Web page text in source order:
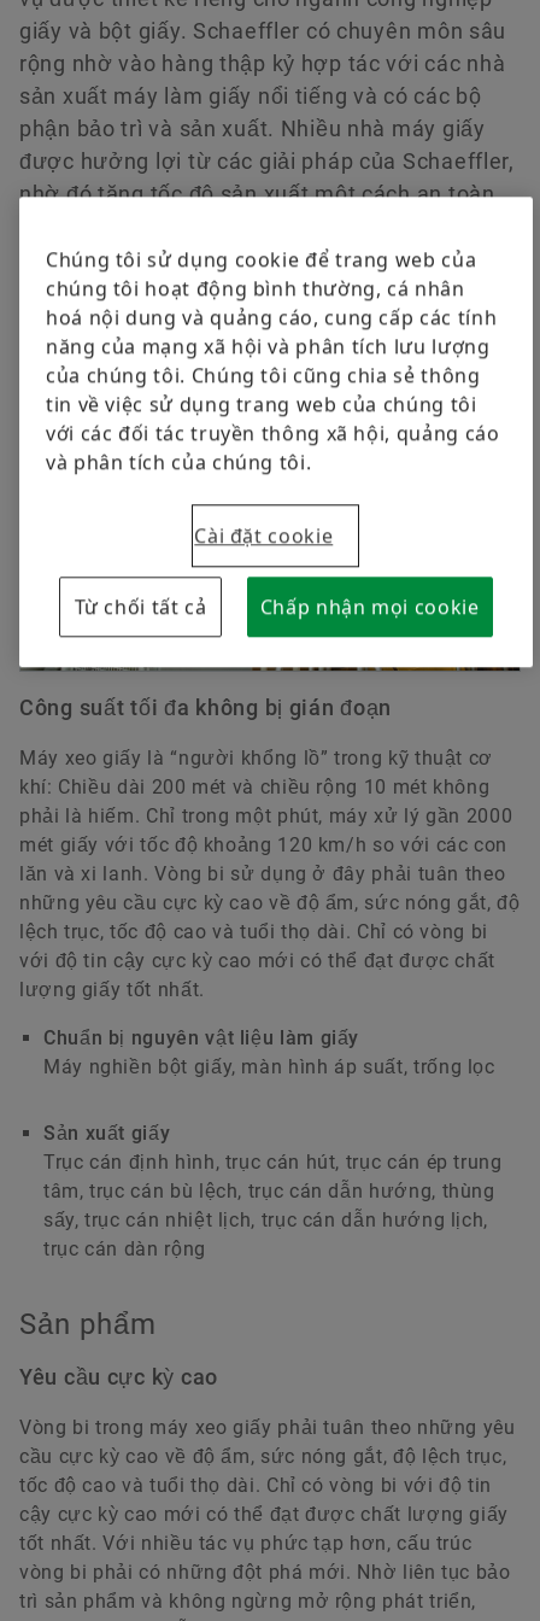
Các vòng bi khác
Dịch vụ
Đặt hàng ngay
giấy và bột giấy. Schaeffler có chuyên môn sâu
rộng nhờ vào hàng thập kỷ hợp tác với các nhà
sản xuất máy làm giấy nổi tiếng và có các bộ
phận bảo trì và sản xuất. Nhiều nhà máy giấy
được hưởng lợi từ các giải pháp của Schaeffler,
nhờ đó tăng tốc độ sản xuất một cách an toàn
Ứng dụng
Công suất tối đa không bị gián đoạn
Máy xeo giấy là “người khổng lồ” trong kỹ thuật cơ
khí: Chiều dài 200 mét và chiều rộng 10 mét không
phải là hiếm. Chỉ trong một phút, máy xử lý gần 2000
mét giấy với tốc độ khoảng 120 km/h so với các con
lăn và xi lanh. Vòng bi sử dụng ở đây phải tuân theo
những yêu cầu cực kỳ cao về độ ẩm, sức nóng gắt, độ
lệch trục, tốc độ cao và tuổi thọ dài. Chỉ có vòng bi
với độ tin cậy cực kỳ cao mới có thể đạt được chất
lượng giấy tốt nhất.
Chuẩn bị nguyên vật liệu làm giấy
Máy nghiền bột giấy, màn hình áp suất, trống lọc
Sản xuất giấy
Trục cán định hình, trục cán hút, trục cán ép trung
tâm, trục cán bù lệch, trục cán dẫn hướng, thùng
sấy, trục cán nhiệt lịch, trục cán dẫn hướng lịch,
trục cán dàn rộng
Sản phẩm
Yêu cầu cực kỳ cao
Vòng bi trong máy xeo giấy phải tuân theo những yêu
cầu cực kỳ cao về độ ẩm, sức nóng gắt, độ lệch trục,
tốc độ cao và tuổi thọ dài. Chỉ có vòng bi với độ tin
cậy cực kỳ cao mới có thể đạt được chất lượng giấy
tốt nhất. Với nhiều tác vụ phức tạp hơn, cấu trúc
vòng bi phải có những đột phá mới. Nhờ liên tục bảo
trì sản phẩm và không ngừng mở rộng phát triển,
Chúng tôi sử dụng cookie để trang web của
chúng tôi hoạt động bình thường, cá nhân
hoá nội dung và quảng cáo, cung cấp các tính
năng của mạng xã hội và phân tích lưu lượng
của chúng tôi. Chúng tôi cũng chia sẻ thông
tin về việc sử dụng trang web của chúng tôi
với các đối tác truyền thông xã hội, quảng cáo
và phân tích của chúng tôi.
Cài đặt cookie
Từ chối tất cả Chấp nhận mọi cookie